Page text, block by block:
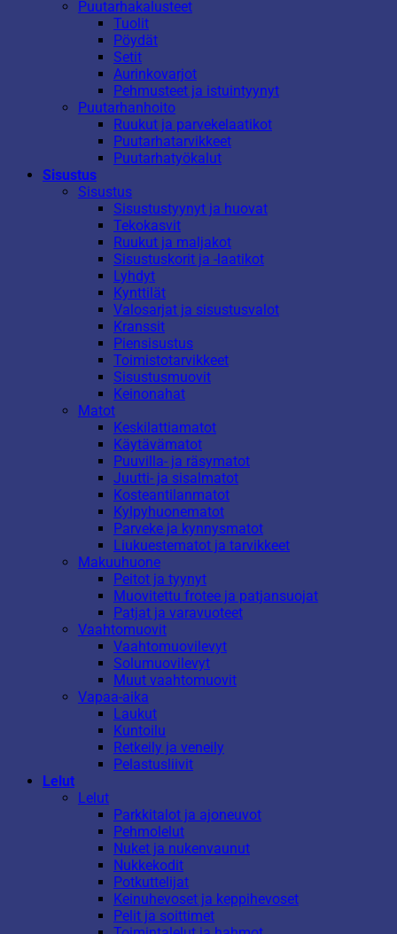
Puutarhakalusteet
Tuolit
Pöydät
Setit
Aurinkovarjot
Pehmusteet ja istuintyynyt
Puutarhanhoito
Ruukut ja parvekelaatikot
Puutarhatarvikkeet
Puutarhatyökalut
Sisustus
Sisustus
Sisustustyynyt ja huovat
Tekokasvit
Ruukut ja maljakot
Sisustuskorit ja -laatikot
Lyhdyt
Kynttilät
Valosarjat ja sisustusvalot
Kranssit
Piensisustus
Toimistotarvikkeet
Sisustusmuovit
Keinonahat
Matot
Keskilattiamatot
Käytävämatot
Puuvilla- ja räsymatot
Juutti- ja sisalmatot
Kosteantilanmatot
Kylpyhuonematot
Parveke ja kynnysmatot
Liukuestematot ja tarvikkeet
Makuuhuone
Peitot ja tyynyt
Muovitettu frotee ja patjansuojat
Patjat ja varavuoteet
Vaahtomuovit
Vaahtomuovilevyt
Solumuovilevyt
Muut vaahtomuovit
Vapaa-aika
Laukut
Kuntoilu
Retkeily ja veneily
Pelastusliivit
Lelut
Lelut
Parkkitalot ja ajoneuvot
Pehmolelut
Nuket ja nukenvaunut
Nukkekodit
Potkuttelijat
Keinuhevoset ja keppihevoset
Pelit ja soittimet